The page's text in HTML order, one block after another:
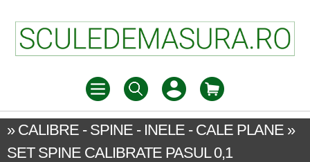
» CALIBRE - SPINE - INELE - CALE PLANE »
SET SPINE CALIBRATE PASUL 0,1